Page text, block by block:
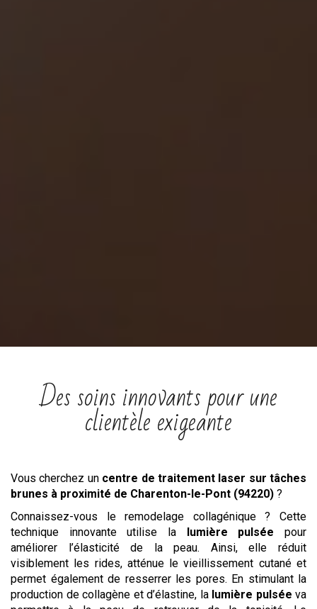
Des soins innovants pour une
clientèle exigeante
Vous cherchez un centre de traitement laser sur tâches
brunes à proximité de Charenton-le-Pont (94220) ?
Connaissez-vous le remodelage collagénique ? Cette
technique innovante utilise la
lumière pulsée pour
améliorer l’élasticité de la peau. Ainsi, elle réduit
visiblement les rides, atténue le vieillissement cutané et
permet également de resserrer les pores. En stimulant la
production de collagène et d’élastine, la lumière pulsée va